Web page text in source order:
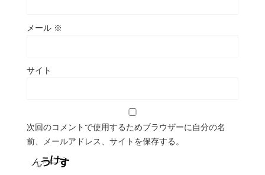
メール ※
サイト
次回のコメントで使用するためブラウザーに自分の名
前、メールアドレス、サイトを保存する。